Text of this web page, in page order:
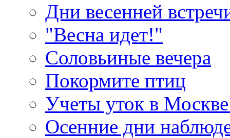
Дни весенней
"Весна идет!"
Соловьиные вечера
Покормите птиц
Учеты уток в
Осенние дни